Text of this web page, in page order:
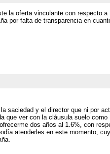
la oferta vinculante con respecto
por falta de transparencia en
saciedad y el director que ni por
que ver con la cláusula suelo
dos años al 1.6%, con
atenderles en este momento,